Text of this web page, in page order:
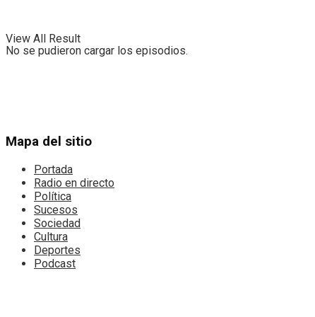
View All Result
No se pudieron cargar los episodios.
Mapa del sitio
Portada
Radio en directo
Política
Sucesos
Sociedad
Cultura
Deportes
Podcast